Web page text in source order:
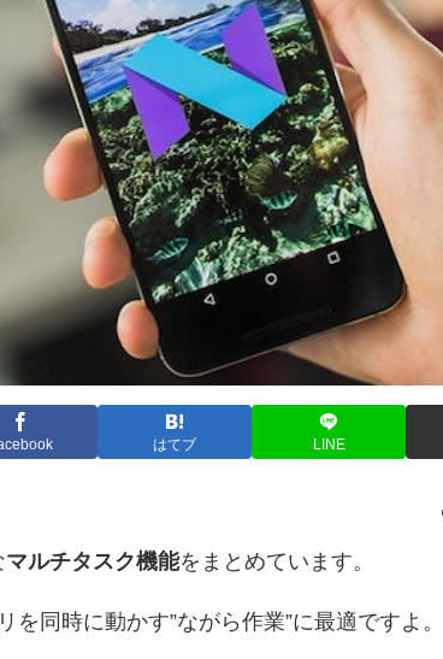
はてブ LINE
マルチタスク機能をまとめています。
同時に動かす”ながら作業”に最適ですよ。